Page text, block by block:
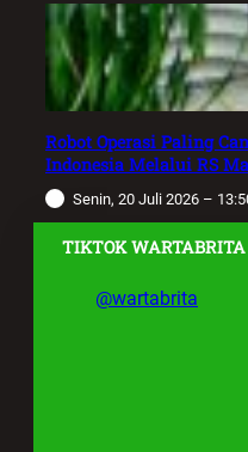
Robot Operasi Paling
Indonesia Melalui RS
Senin, 20 Juli 2026 –
TIKTOK WARTABRITA
@wartabrita